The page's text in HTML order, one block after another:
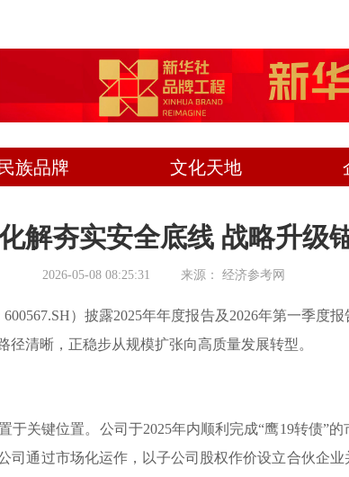
民族品牌 文化天地
解夯实安全底线 战略升级
2026-05-08 08:25:31 来源： 经济参考网
）披露2025年年度报告及2026年第一季度
清晰，正稳步从规模扩张向高质量发展转型。
关键位置。公司于2025年内顺利完成“鹰19转债”
通过市场化运作，以子公司股权作价设立合伙企